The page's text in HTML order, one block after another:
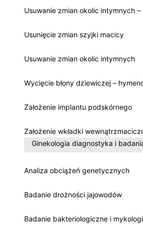
Usuwanie zmian okolic intymnych
Usunięcie zmian szyjki macicy
Usuwanie zmian okolic intymnych
Wycięcie błony dziewiczej –
Założenie implantu podskórnego
Założenie wkładki
Ginekologia diagnostyka i
Analiza obciążeń genetycznych
Badanie drożności jajowodów
Badanie bakteriologiczne i